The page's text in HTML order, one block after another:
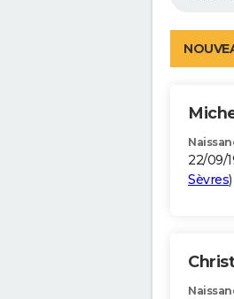
22/09/
Sèvres)